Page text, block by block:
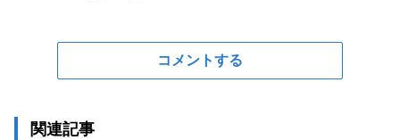
コメントする
関連記事